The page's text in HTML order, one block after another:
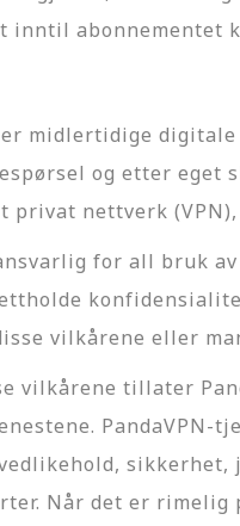
abonnementet
er midlertidige
og etter eget
nettverk
for all bruk
vilkårene eller
vilkårene tillater
PandaVPN-
Når det er rimelig